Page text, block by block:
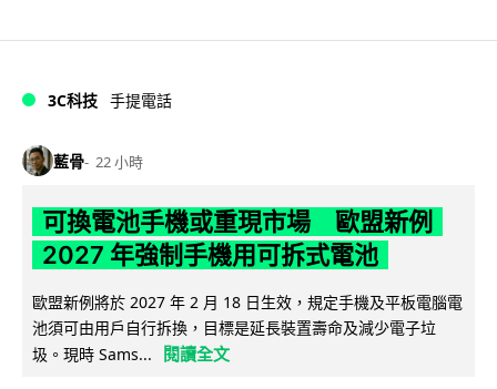
3C科技 手提電話
藍骨 22 小時
可換電池手機或重現市場 歐盟新例
2027 年強制手機用可拆式電池
歐盟新例將於 2027 年 2 月 18 日生效，規定手機及平板電腦電
池須可由用戶自行拆換，目標是延長裝置壽命及減少電子垃
圾。現時 Sams...
閱讀全文